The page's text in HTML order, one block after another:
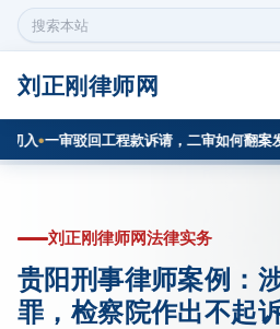
搜
索
本
站
内
容
刘正刚律师网
一审驳回工程款诉请，二审如何翻案发回
刘正刚律师网法律实务
贵阳刑事律师案例：
罪，检察院作出不起